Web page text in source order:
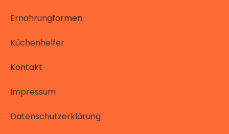
Ernährungformen
Küchenhelfer
Kontakt
Impressum
Datenschutzerklärung